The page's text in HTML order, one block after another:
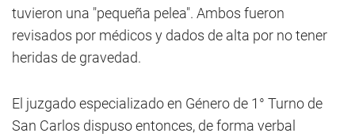
tuvieron una "pequeña pelea". Ambos fueron
revisados por médicos y dados de alta por no tener
heridas de gravedad.
El juzgado especializado en Género de 1° Turno de
San Carlos dispuso entonces, de forma verbal